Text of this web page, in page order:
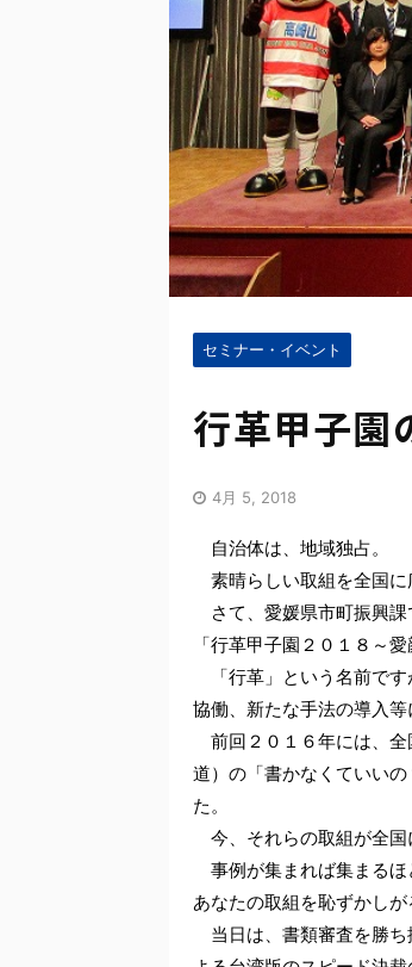
セミナー・イベント
行革甲子園
4月 5, 2018
自治体は、地域独占。
素晴らしい取組を全国に
さて、愛媛県市町振興課
「行革甲子園２０１８～
「行革」という名前です
協働、新たな手法の導入
前回２０１６年には、全
道）の「書かなくていい
た。
今、それらの取組が全国
事例が集まれば集まるほ
あなたの取組を恥ずかしが
当日は、書類審査を勝ち